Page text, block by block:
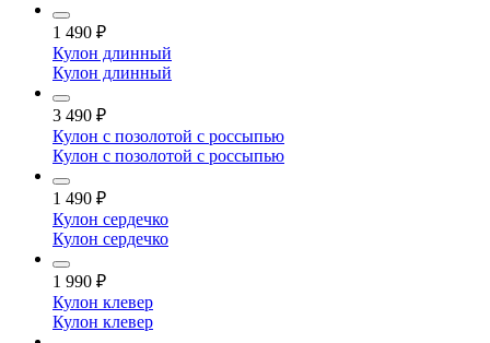
1 490 ₽
Кулон длинный
Кулон длинный
3 490 ₽
Кулон с позолотой с россыпью
Кулон с позолотой с россыпью
1 490 ₽
Кулон сердечко
Кулон сердечко
1 990 ₽
Кулон клевер
Кулон клевер